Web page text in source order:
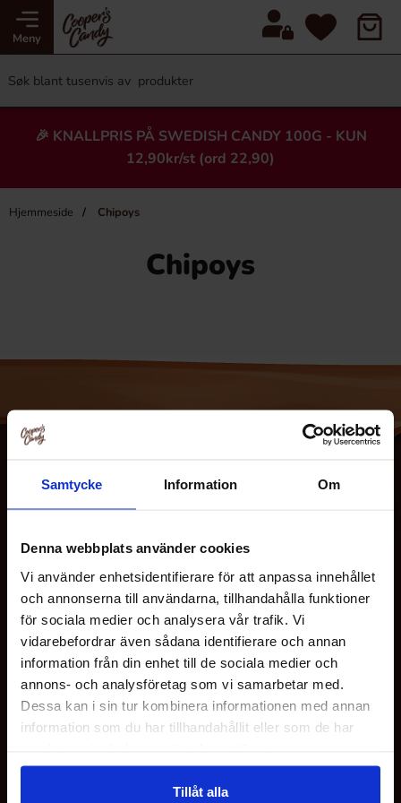
Samtycke Information Om
Denna webbplats använder cookies
Vi använder enhetsidentifierare för att anpassa innehållet
och annonserna till användarna, tillhandahålla funktioner
för sociala medier och analysera vår trafik. Vi
vidarebefordrar även sådana identifierare och annan
information från din enhet till de sociala medier och
annons- och analysföretag som vi samarbetar med.
Dessa kan i sin tur kombinera informationen med annan
information som du har tillhandahållit eller som de har
Tillåt alla
Meny
🎉 KNALLPRIS PÅ SWEDISH CANDY 100G - KUN
12,90kr/st (ord 22,90)
Hjemmeside Chipoys
Chipoys
OM OSS
KUNDESERVICE
HJELP
FØLG OSS